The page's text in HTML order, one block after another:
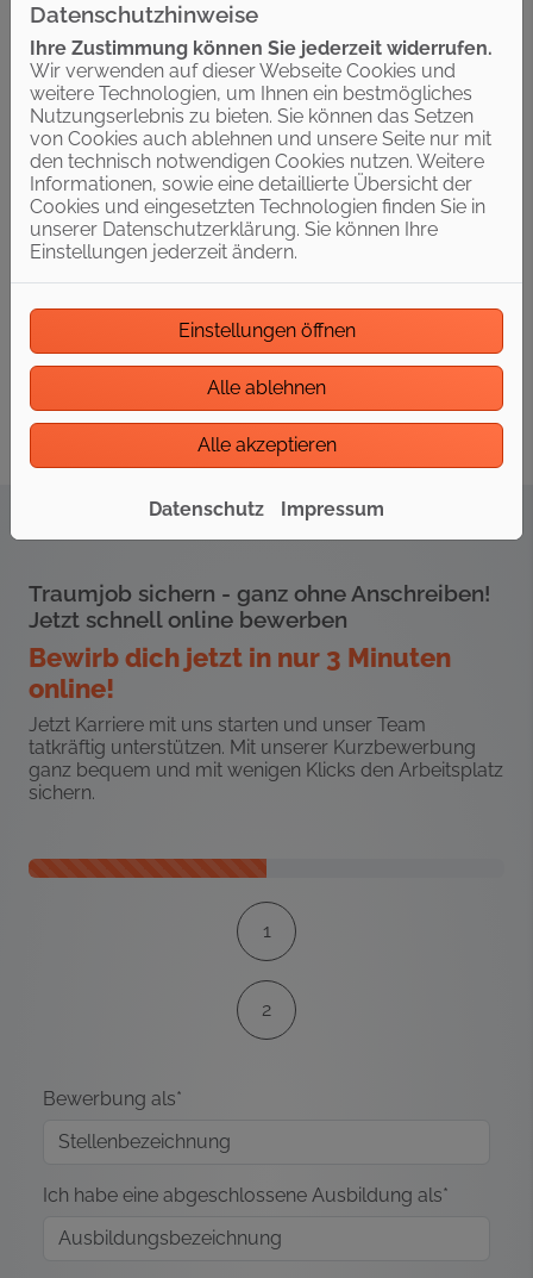
Als Ansprechpartner der Firma Manfred Klawonn und
August Lüer Haustechnik GmbH aus Osterode
möchte ich gerne ein unverbindliches und attraktives
Job-Angebot vorstellen.
Dazu geht der erste Schritt ganz einfach über unsere
Kurzbewerbung ganz unten, aber auch telefonisch
sind wir jederzeit erreichbar.
Wir freuen uns auf die Zusammenarbeit!
Kontakt
E-Mail: info@klawonn-lueer.de
Telefon: 05522 73025
Traumjob sichern - ganz ohne Anschreiben!
Jetzt schnell online bewerben
Bewirb dich jetzt in nur 3 Minuten
online!
Jetzt Karriere mit uns starten und unser Team
tatkräftig unterstützen. Mit unserer Kurzbewerbung
ganz bequem und mit wenigen Klicks den Arbeitsplatz
sichern.
Kontaktformular-Fortschritt
1
2
Bewerbung als*
Ich habe eine abgeschlossene Ausbildung als*
Datenschutzhinweise
Ihre Zustimmung können Sie jederzeit widerrufen.
Wir verwenden auf dieser Webseite Cookies und
weitere Technologien, um Ihnen ein bestmögliches
Nutzungserlebnis zu bieten. Sie können das Setzen
von Cookies auch ablehnen und unsere Seite nur mit
den technisch notwendigen Cookies nutzen. Weitere
Informationen, sowie eine detaillierte Übersicht der
Cookies und eingesetzten Technologien finden Sie in
unserer Datenschutzerklärung. Sie können Ihre
Einstellungen jederzeit ändern.
Einstellungen öffnen
Alle ablehnen
Alle akzeptieren
Datenschutz Impressum